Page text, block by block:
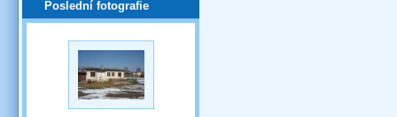
Poslední fotografie